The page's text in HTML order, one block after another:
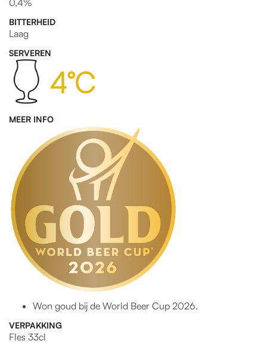
0,4%
BITTERHEID
Laag
SERVEREN
4°C
MEER INFO
Won goud bij de World Beer Cup 2026.
VERPAKKING
Fles 33cl